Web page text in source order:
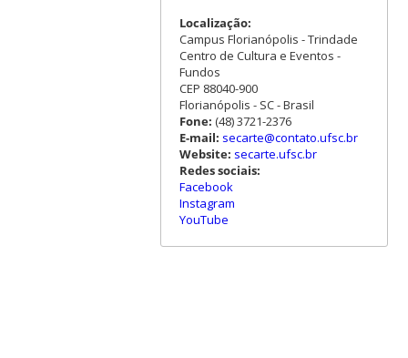
Localização:
Campus Florianópolis - Trindade
Centro de Cultura e Eventos -
Fundos
CEP 88040-900
Florianópolis - SC - Brasil
Fone: (48) 3721-2376
E-mail: secarte@contato.ufsc.br
Website: secarte.ufsc.br
Redes sociais:
Facebook
Instagram
YouTube